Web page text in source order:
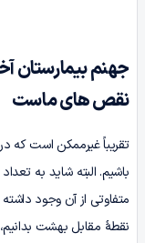
جهنم بیمارستان
نقص‌ های ماست
تقریباً غیرممکن است که
باشیم. البته شاید به
متفاوتی از آن وجود
نقطۀ مقابل بهشت